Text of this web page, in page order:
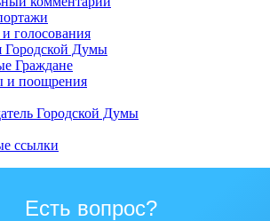
голосования
Городской Думы
Граждане
и поощрения
Городской Думы
ссылки
Есть вопрос?